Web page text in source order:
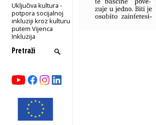
Uključiva kultura -
potpora socijalnoj
inkluziji kroz kulturu
putem Vijenca
Inkluzija